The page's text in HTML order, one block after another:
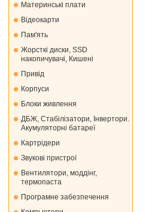
Материнські плати
Відеокарти
Пам'ять
Жорсткі диски, SSD
накопичувачі, Кишені
Привід
Корпуси
Блоки живлення
ДБЖ, Стабілізатори, Інвертори.
Акумуляторні батареї
Картрідери
Звукові пристрої
Вентилятори, моддінг,
термопаста
Програмне забезпечення